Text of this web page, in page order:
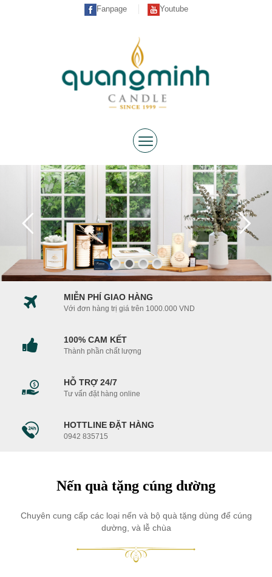
Fanpage Youtube
MIỄN PHÍ GIAO HÀNG
Với đơn hàng trị giá trên 1000.000 VND
100% CAM KẾT
Thành phần chất lượng
HỖ TRỢ 24/7
Tư vấn đặt hàng online
HOTTLINE ĐẶT HÀNG
0942 835715
Nến quà tặng cúng dường
Chuyên cung cấp các loại nến và bộ quà tặng dùng để cúng
dường, và lễ chùa